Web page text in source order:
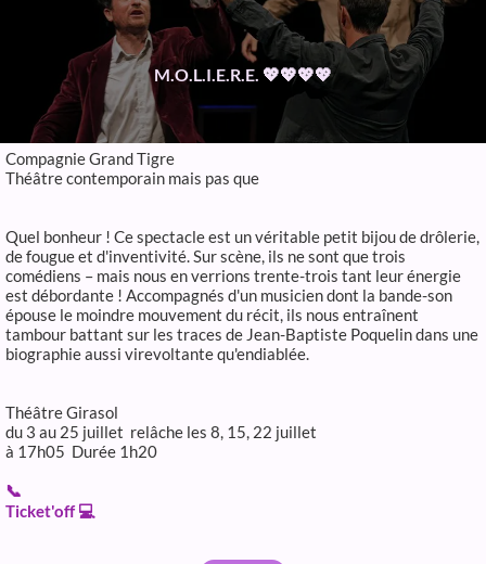
M.O.L.I.E.R.E. 💖💖💖💖
Compagnie Grand Tigre
Théâtre contemporain mais pas que
Quel bonheur ! Ce spectacle est un véritable petit bijou de drôlerie,
de fougue et d'inventivité. Sur scène, ils ne sont que trois
comédiens – mais nous en verrions trente-trois tant leur énergie
est débordante ! Accompagnés d'un musicien dont la bande-son
épouse le moindre mouvement du récit, ils nous entraînent
tambour battant sur les traces de Jean-Baptiste Poquelin dans une
biographie aussi virevoltante qu'endiablée.
Théâtre Girasol
du 3 au 25 juillet relâche les 8, 15, 22 juillet
à 17h05 Durée 1h20
📞
Ticket'off 💻